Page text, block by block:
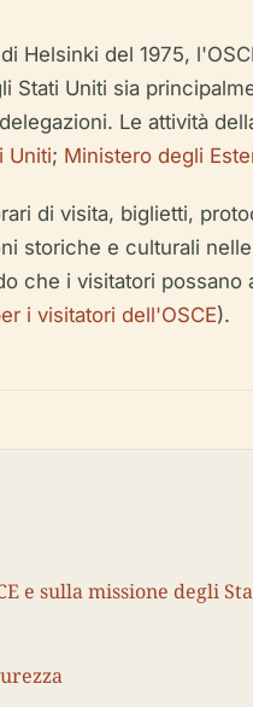
Helsinki del 1975,
Stati Uniti sia
Le attività
Uniti; Ministero degli
di visita, biglietti,
storiche e culturali
che i visitatori
i visitatori dell'OSCE).
e sulla missione degli